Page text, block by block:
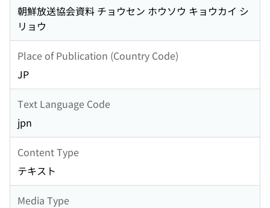
朝鮮放送協会資料 チョウセン ホウソウ キョウカイ シ
リョウ
Place of Publication (Country Code)
JP
Text Language Code
jpn
Content Type
テキスト
Media Type